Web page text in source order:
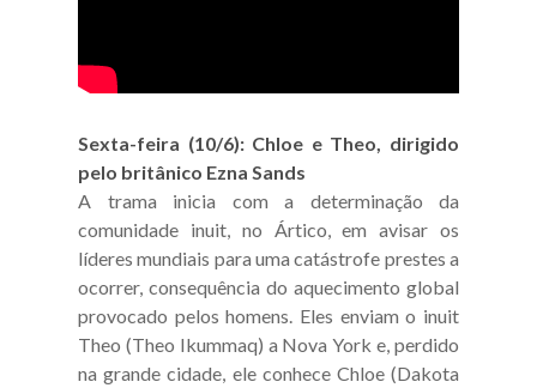
Sexta-feira (10/6): Chloe e Theo, dirigido
pelo britânico Ezna Sands
A trama inicia com a determinação da
comunidade inuit, no Ártico, em avisar os
líderes mundiais para uma catástrofe prestes a
ocorrer, consequência do aquecimento global
provocado pelos homens. Eles enviam o inuit
Theo (Theo Ikummaq) a Nova York e, perdido
na grande cidade, ele conhece Chloe (Dakota